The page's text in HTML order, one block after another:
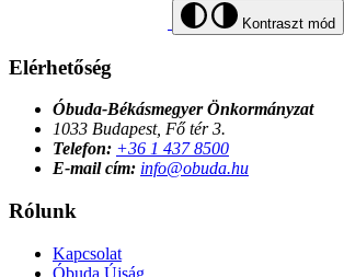
Kontraszt mód
Elérhetőség
Óbuda-Békásmegyer Önkormányzat
1033 Budapest, Fő tér 3.
Telefon: +36 1 437 8500
E-mail cím: info@obuda.hu
Rólunk
Kapcsolat
Óbuda Újság